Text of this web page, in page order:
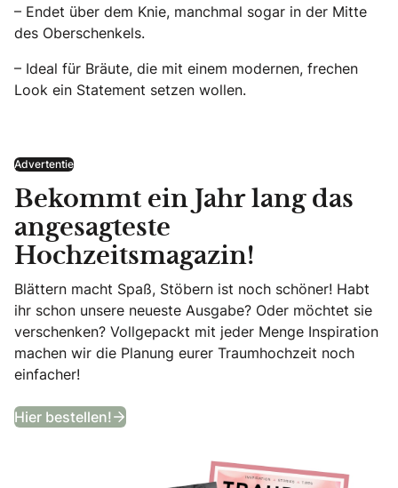
– Endet über dem Knie, manchmal sogar in der Mitte
des Oberschenkels.
– Ideal für Bräute, die mit einem modernen, frechen
Look ein Statement setzen wollen.
Advertentie
Bekommt ein Jahr lang das
angesagteste
Hochzeitsmagazin!
Blättern macht Spaß, Stöbern ist noch schöner! Habt
ihr schon unsere neueste Ausgabe? Oder möchtet sie
verschenken? Vollgepackt mit jeder Menge Inspiration
machen wir die Planung eurer Traumhochzeit noch
einfacher!
Hier bestellen! Bekommt ein Jahr lang das